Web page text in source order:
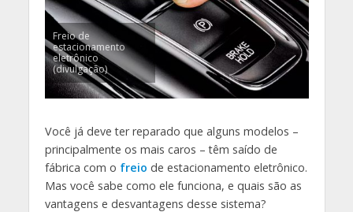
Freio de
estacionamento
eletrônico
(divulgação)
Você já deve ter reparado que alguns modelos –
principalmente os mais caros – têm saído de
fábrica com o freio de estacionamento eletrônico.
Mas você sabe como ele funciona, e quais são as
vantagens e desvantagens desse sistema?